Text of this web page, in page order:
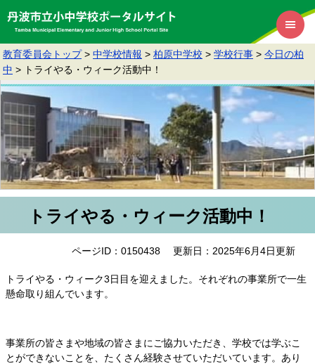
教育委員会トップ > 中学校情報 > 柏原中学校 > 学校行事 > 今日の柏
中 > トライやる・ウィーク活動中！
トライやる・ウィーク活動中！
ページID：0150438 更新日：2025年6月4日更新
トライやる・ウィーク3日目を迎えました。それぞれの事業所で一生
懸命取り組んでいます。
事業所の皆さまや地域の皆さまにご協力いただき、学校では学ぶこ
とができないことを、たくさん経験させていただいています。あり